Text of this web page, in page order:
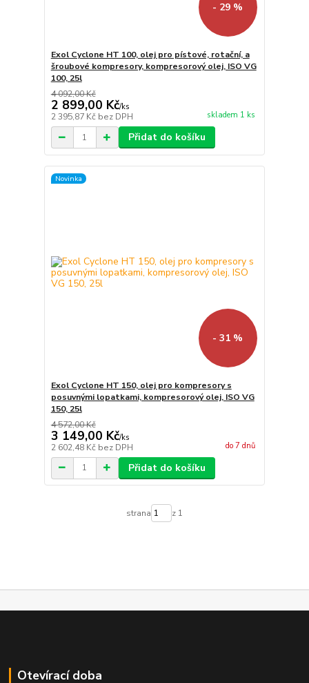
- 29 %
Exol Cyclone HT 100, olej pro pístové, rotační, a
šroubové kompresory, kompresorový olej, ISO VG
100, 25l
4 092,00 Kč
2 899,00 Kč/ks
2 395,87 Kč bez DPH skladem 1 ks
Přidat do košíku
Novinka
- 31 %
Exol Cyclone HT 150, olej pro kompresory s
posuvnými lopatkami, kompresorový olej, ISO VG
150, 25l
4 572,00 Kč
3 149,00 Kč/ks
2 602,48 Kč bez DPH do 7 dnů
Přidat do košíku
strana z 1
Otevírací doba